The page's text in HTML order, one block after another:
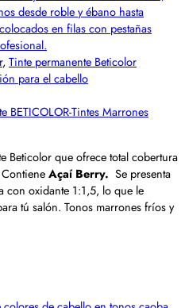
, Tinte permanente Beticolor
para el cabello
BETICOLOR-Tintes Marrones
Beticolor que ofrece total cobertura
Açaí Berry. Se presenta
con oxidante 1:1,5, lo que le
tú salón. Tonos marrones fríos y